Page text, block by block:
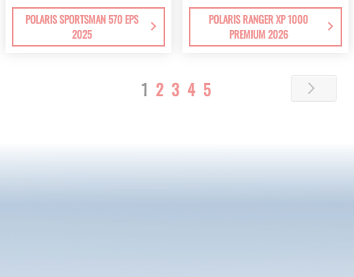
POLARIS SPORTSMAN 570 EPS
2025
POLARIS RANGER XP 1000
PREMIUM 2026
Page
You're
1 Page
2 Page
3 Page
4 Page
5